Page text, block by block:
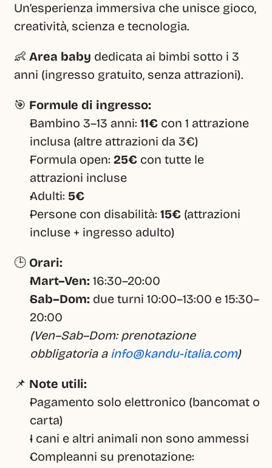
Un’esperienza immersiva che unisce gioco,
creatività, scienza e tecnologia.
👶 Area baby dedicata ai bimbi sotto i 3
anni (ingresso gratuito, senza attrazioni).
🎯 Formule di ingresso:
Bambino 3–13 anni: 11€ con 1 attrazione
inclusa (altre attrazioni da 3€)
Formula open: 25€ con tutte le
attrazioni incluse
Adulti: 5€
Persone con disabilità: 15€ (attrazioni
incluse + ingresso adulto)
🕒 Orari:
Mart–Ven: 16:30–20:00
Sab–Dom: due turni 10:00–13:00 e 15:30–
20:00
(Ven–Sab–Dom: prenotazione
obbligatoria a info@kandu-italia.com)
📌 Note utili:
Pagamento solo elettronico (bancomat o
carta)
I cani e altri animali non sono ammessi